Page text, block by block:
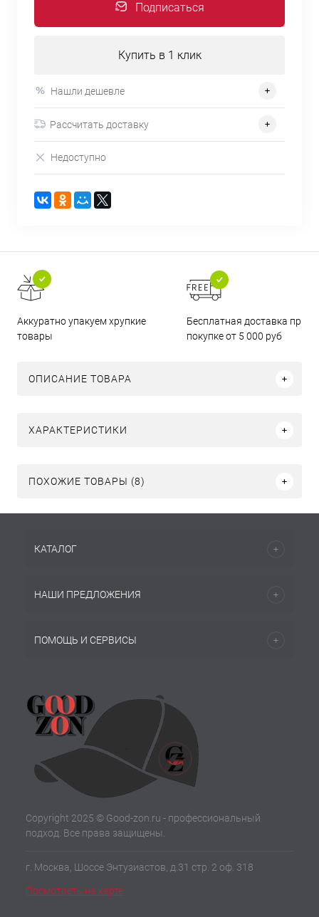
Подписаться
Купить в 1 клик
Нашли дешевле
Рассчитать доставку
Недоступно
Аккуратно упакуем хрупкие
товары
Бесплатная доставка при
покупке от 5 000 руб
ОПИСАНИЕ ТОВАРА
ХАРАКТЕРИСТИКИ
ПОХОЖИЕ ТОВАРЫ (8)
КАТАЛОГ
НАШИ ПРЕДЛОЖЕНИЯ
ПОМОЩЬ И СЕРВИСЫ
Copyright 2025 © Good-zon.ru - профессиональный
подход. Все права защищены.
г. Москва, Шоссе Энтузиастов, д.31 стр. 2 оф. 318
Посмотреть на карте